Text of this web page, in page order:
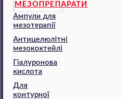
МЕЗОПРЕПАРАТИ
Ампули для
мезотерапії
Антицелюлітні
мезококтейлі
Гіалуронова
кислота
Для
контурної